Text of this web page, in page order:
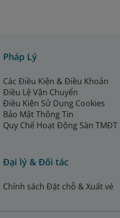
Pháp Lý
Các Điều Kiện & Điều Khoản
Điều Lệ Vận Chuyển
Điều Kiện Sử Dụng Cookies
Bảo Mật Thông Tin
Quy Chế Hoạt Động Sàn TMĐT
Đại lý & Đối tác
Chính sách Đặt chỗ & Xuất vé